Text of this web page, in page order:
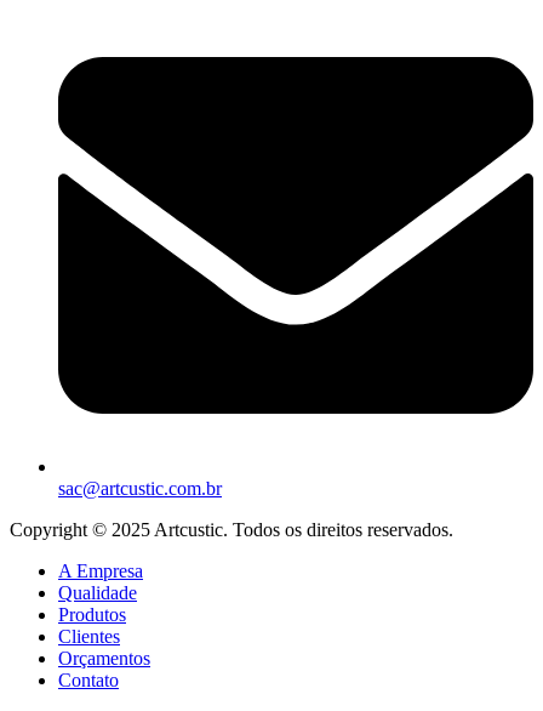
sac@artcustic.com.br
Copyright © 2025 Artcustic. Todos os direitos reservados.
A Empresa
Qualidade
Produtos
Clientes
Orçamentos
Contato